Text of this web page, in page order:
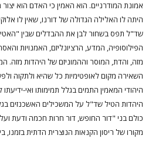
אמונת המודרניים. הוא האמין כי האדם הוא
היתה לו האלילה הגדולה של דורנו, שאין לו
שד"ל תפס בשחור לבן את ההבדלים שבין
הפילוסופיה, המדע, הרציונליזם, האמנויות
מזה, והדת, המוסר וההמוניזם של היהדות מזה.
השאירה מקום לאופטימיות כל שהיא ולתקוה
היהודי המאמין התמים בגלל תמימותו ואי-
היהדות הטיל שד"ל על המשכילים האשכנזים
כולם בני "דור החופש, דור חרות חכמה ודעת
מקורו של ריסון הקנאות הנוצרית הדתית בזמנו,